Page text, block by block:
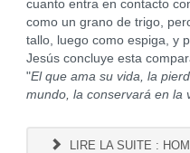
cuanto entra en contacto
como un grano de trigo,
tallo, luego como espiga, y
Jesús concluye esta
"El que ama su vida, la
mundo, la conservará en la
LIRE LA SUITE :